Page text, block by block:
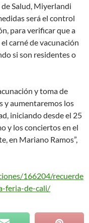
Salud, Miyerlandi
será el control
para verificar que a
carné de vacunación
si son residentes o
y toma de
y aumentaremos los
iniciando desde el 25
y los conciertos en el
en Mariano Ramos”,
166204/recuerde
feria-de-cali/